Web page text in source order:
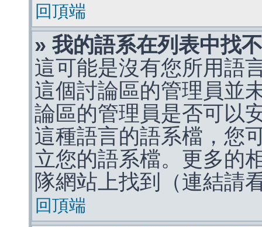
回頂端
» 我的語系在列表中找
這可能是沒有您所用語
這個討論區的管理員並
論區的管理員是否可以
這種語言的語系檔，您
立您的語系檔。更多的
隊網站上找到（連結請
回頂端